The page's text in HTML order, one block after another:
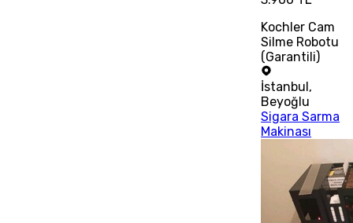
Kochler Cam
Silme Robotu
(Garantili)
İstanbul,
Beyoğlu
Sigara Sarma
Makinası